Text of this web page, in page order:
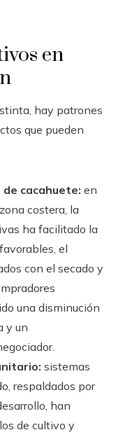
en
hay patrones
que pueden
cacahuete: en
costera, la
ha facilitado la
el
con el secado y
una disminución
y un
sistemas
respaldados por
han
de cultivo y